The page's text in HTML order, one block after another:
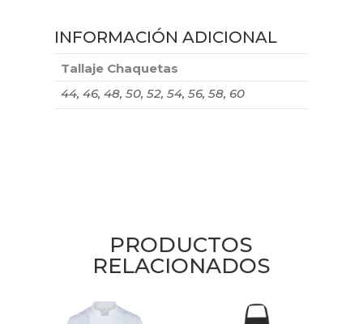
INFORMACIÓN ADICIONAL
Tallaje Chaquetas
44, 46, 48, 50, 52, 54, 56, 58, 60
PRODUCTOS
RELACIONADOS